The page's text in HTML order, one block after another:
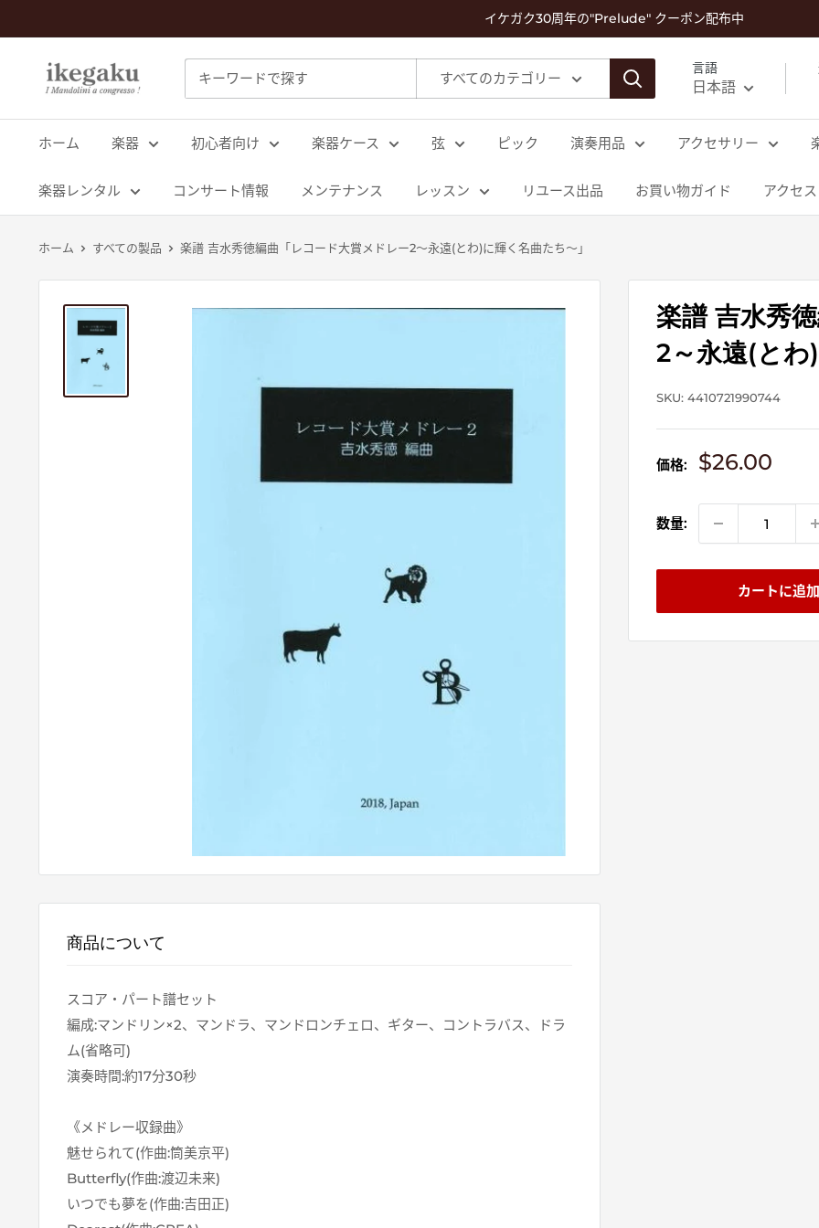
ン
ッ
イケガク30周年の"Prelude" クーポン配布中
Mandolin
&
Guitar
Shop
すべてのカテゴリー
言語
日本語
ホーム 楽器 初心者向け 楽器ケース 弦 ピック 演奏用品 アクセサリー
楽器レンタル コンサート情報 メンテナンス レッスン リユース出品 お買い物ガイド アクセス
ホーム すべての製品 楽譜 吉水秀徳編曲「レコード大賞メドレー2～永遠(とわ)に輝く名曲たち～」
楽譜 吉水秀
2～永遠(とわ
SKU: 4410721990744
価格:
販
価
格
$26.00
数量:
カートに追加
商品について
スコア・パート譜セット
編成:マンドリン×2、マンドラ、マンドロンチェロ、ギター、コントラバス、ドラ
ム(省略可)
演奏時間:約17分30秒
《メドレー収録曲》
魅せられて(作曲:筒美京平)
Butterfly(作曲:渡辺未来)
いつでも夢を(作曲:吉田正)